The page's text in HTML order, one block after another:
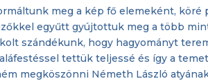
meg a kép fő elemeként,
egyűtt gyújtottuk meg a több
szándékunk, hogy hagyományt
tettük teljessé és így a
megköszönni Németh László